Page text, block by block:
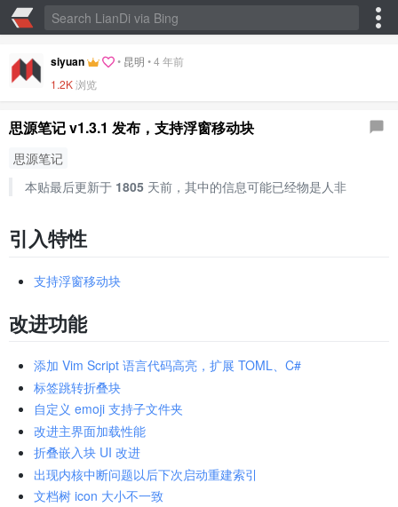
siyuan • 昆明 •4 年前
1.2K浏览
思源笔记 v1.3.1 发布，支持浮窗移动块
思源笔记
本贴最后更新于 1805天前，其中的信息可能已经物是人非
引入特性
支持浮窗移动块
改进功能
添加 Vim Script 语言代码高亮，扩展 TOML、C#
标签跳转折叠块
自定义 emoji 支持子文件夹
改进主界面加载性能
折叠嵌入块 UI 改进
出现内核中断问题以后下次启动重建索引
文档树 icon 大小不一致